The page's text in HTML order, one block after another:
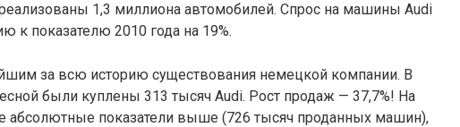
1,3 миллиона автомобилей. Спрос на машины Audi
к показателю 2010 года на 19%.
за всю историю существования немецкой компании. В
были куплены 313 тысяч Audi. Рост продаж — 37,7%! На
абсолютные показатели выше (726 тысяч проданных машин),